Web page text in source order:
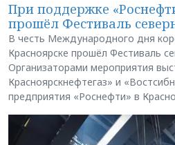
При поддержке
прошёл Фестиваль
В честь Международного дня
Красноярске прошёл Фестиваль
Организаторами мероприятия
Красноярскнефтегаз» и
предприятия «Роснефти» в